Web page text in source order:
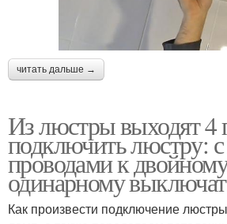
читать дальше →
Из люстры выходят 4
подключить люстру:
проводами к
одинарному
Как произвести подключение